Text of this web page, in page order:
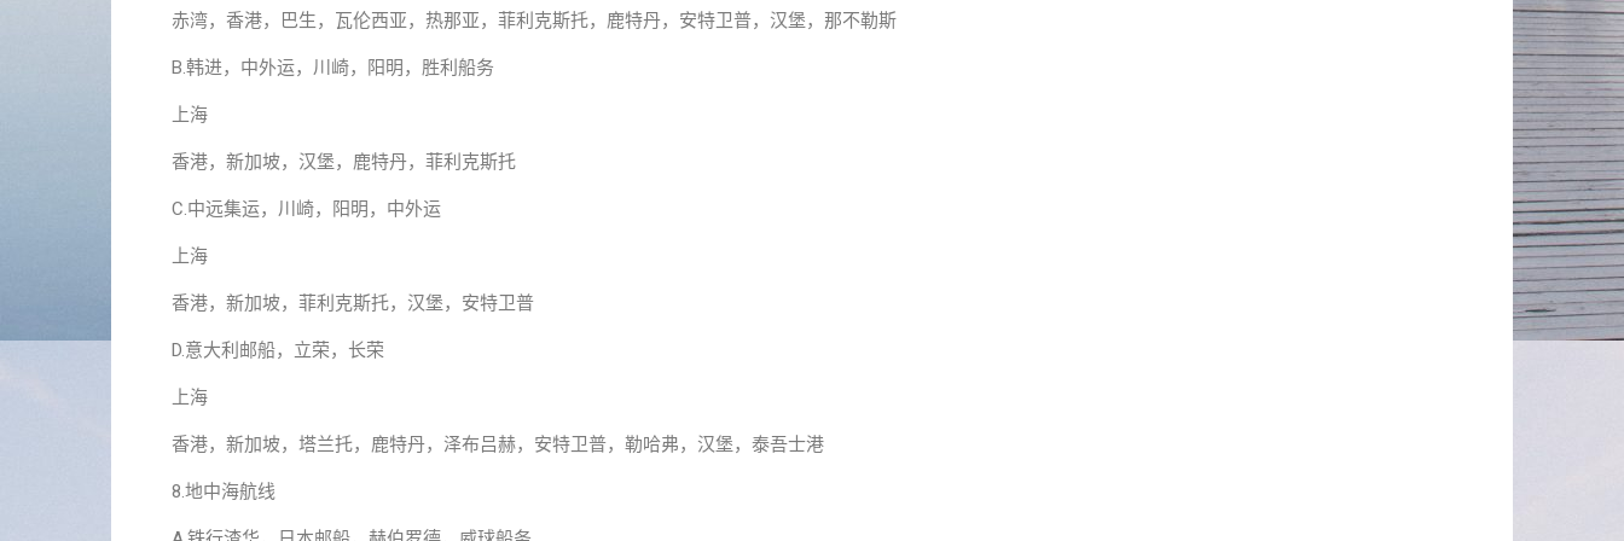
赤湾，香港，巴生，瓦伦西亚，热那亚，菲利克斯托，鹿特丹，安特卫普，汉堡，那不勒斯
B.韩进，中外运，川崎，阳明，胜利船务
上海
香港，新加坡，汉堡，鹿特丹，菲利克斯托
C.中远集运，川崎，阳明，中外运
上海
香港，新加坡，菲利克斯托，汉堡，安特卫普
D.意大利邮船，立荣，长荣
上海
香港，新加坡，塔兰托，鹿特丹，泽布吕赫，安特卫普，勒哈弗，汉堡，泰吾士港
8.地中海航线